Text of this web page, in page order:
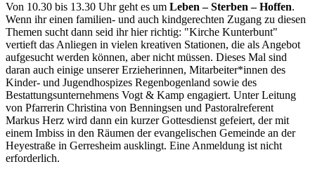
Von 10.30 bis 13.30 Uhr geht es um Leben – Sterben – Hoffen.
Wenn ihr einen familien- und auch kindgerechten Zugang zu diesen
Themen sucht dann seid ihr hier richtig: "Kirche Kunterbunt"
vertieft das Anliegen in vielen kreativen Stationen, die als Angebot
aufgesucht werden können, aber nicht müssen. Dieses Mal sind
daran auch einige unserer Erzieherinnen, Mitarbeiter*innen des
Kinder- und Jugendhospizes Regenbogenland sowie des
Bestattungsunternehmens Vogt & Kamp engagiert. Unter Leitung
von Pfarrerin Christina von Benningsen und Pastoralreferent
Markus Herz wird dann ein kurzer Gottesdienst gefeiert, der mit
einem Imbiss in den Räumen der evangelischen Gemeinde an der
Heyestraße in Gerresheim ausklingt. Eine Anmeldung ist nicht
erforderlich.